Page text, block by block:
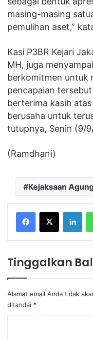
masing-masing
pemulihan aset,”
Kasi P3BR Kejari
MH, juga
berkomitmen untuk
pencapaian
berterima kasih
berusaha untuk
tutupnya, Senin (9/
(Ramdhani)
Kejaksaan
Facebook
X
Tinggalkan
Alamat email Anda tidak
ditandai *